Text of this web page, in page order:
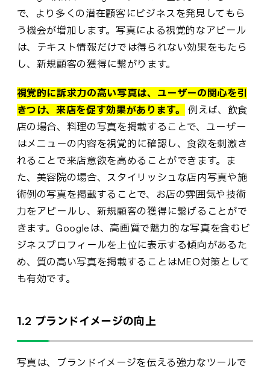
で、より多くの潜在顧客にビジネスを発見してもら
う機会が増加します。写真による視覚的なアピール
は、テキスト情報だけでは得られない効果をもたら
し、新規顧客の獲得に繋がります。
視覚的に訴求力の高い写真は、ユーザーの関心を引
きつけ、来店を促す効果があります。
例えば、飲食
店の場合、料理の写真を掲載することで、ユーザー
はメニューの内容を視覚的に確認し、食欲を刺激さ
れることで来店意欲を高めることができます。ま
た、美容院の場合、スタイリッシュな店内写真や施
術例の写真を掲載することで、お店の雰囲気や技術
力をアピールし、新規顧客の獲得に繋げることがで
きます。Googleは、高画質で魅力的な写真を含むビ
ジネスプロフィールを上位に表示する傾向があるた
め、質の高い写真を掲載することはMEO対策として
も有効です。
1.2 ブランドイメージの向上
写真は、ブランドイメージを伝える強力なツールで